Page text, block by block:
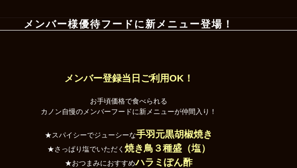
メンバー様優待フードに新メニュー登場！
メンバー登録当日ご利用OK！
お手頃価格で食べられる
カノン自慢のメンバーフードに新メニューが仲間入り！
★スパイシーでジューシーな手羽元黒胡椒焼き
★さっぱり塩でいただく 焼き鳥３種盛（塩）
★おつまみにおすすめハラミぽん酢